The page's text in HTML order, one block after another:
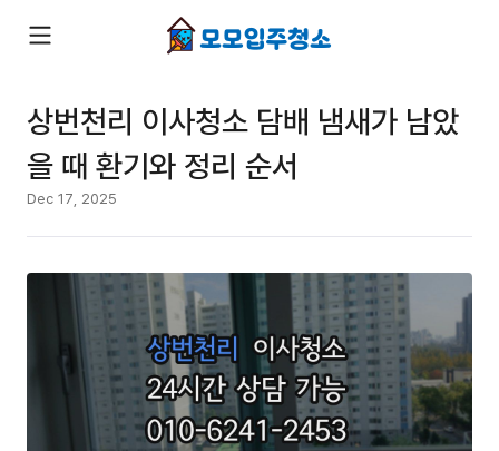
상번천리 이사청소 담배 냄새가 남았
을 때 환기와 정리 순서
Dec 17, 2025